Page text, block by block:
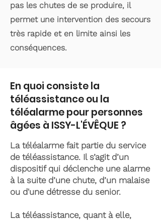
pas les chutes de se produire, il
permet une intervention des secours
très rapide et en limite ainsi les
conséquences.
En quoi consiste la
téléassistance ou la
téléalarme pour personnes
âgées à ISSY-L'ÉVÊQUE ?
La téléalarme fait partie du service
de téléassistance. Il s’agit d’un
dispositif qui déclenche une alarme
à la suite d’une chute, d’un malaise
ou d'une détresse du senior.
La téléassistance, quant à elle,